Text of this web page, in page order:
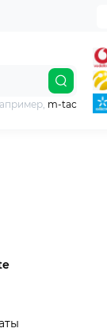
m-tac